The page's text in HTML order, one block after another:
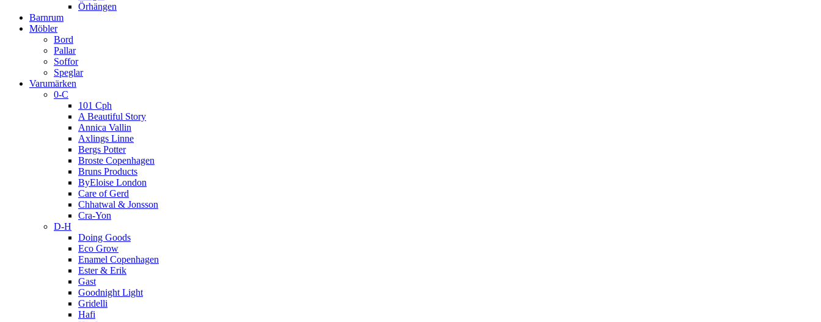
Örhängen
Barnrum
Möbler
Bord
Pallar
Soffor
Speglar
Varumärken
0-C
101 Cph
A Beautiful Story
Annica Vallin
Axlings Linne
Bergs Potter
Broste Copenhagen
Bruns Products
ByEloise London
Care of Gerd
Chhatwal & Jonsson
Cra-Yon
D-H
Doing Goods
Eco Grow
Enamel Copenhagen
Ester & Erik
Gast
Goodnight Light
Gridelli
Hafi